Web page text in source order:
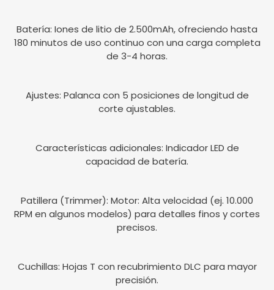
Batería: Iones de litio de 2.500mAh, ofreciendo hasta
180 minutos de uso continuo con una carga completa
de 3-4 horas.
Ajustes: Palanca con 5 posiciones de longitud de
corte ajustables.
Características adicionales: Indicador LED de
capacidad de batería.
Patillera (Trimmer): Motor: Alta velocidad (ej. 10.000
RPM en algunos modelos) para detalles finos y cortes
precisos.
Cuchillas: Hojas T con recubrimiento DLC para mayor
precisión.